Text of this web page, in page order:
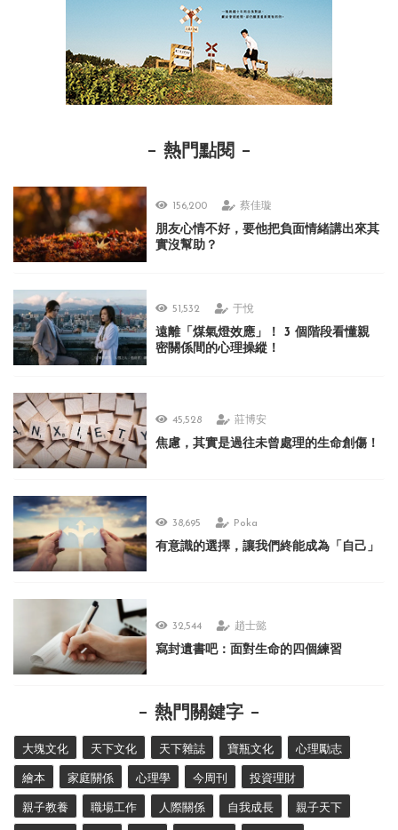
熱門點閱
156,200 蔡佳璇
朋友心情不好，要他把負面情緒講出來其
實沒幫助？
51,532 于悅
遠離「煤氣燈效應」！ 3 個階段看懂親
密關係間的心理操縱！
45,528 莊博安
焦慮，其實是過往未曾處理的生命創傷！
38,695 Poka
有意識的選擇，讓我們終能成為「自己」
32,544 趙士懿
寫封遺書吧：面對生命的四個練習
熱門關鍵字
大塊文化 天下文化 天下雜誌 寶瓶文化 心理勵志
繪本 家庭關係 心理學 今周刊 投資理財
親子教養 職場工作 人際關係 自我成長 親子天下